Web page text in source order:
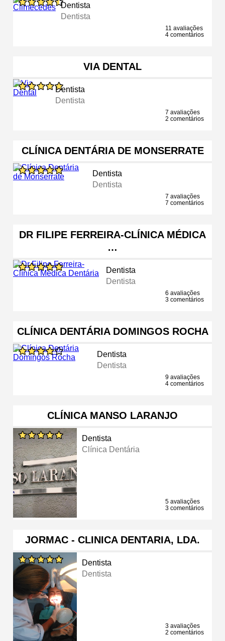
Dentista
Dentista
11 avaliações
4 comentários
VIA DENTAL
Dentista
Dentista
7 avaliações
2 comentários
CLÍNICA DENTÁRIA DE MONSERRATE
Dentista
Dentista
7 avaliações
7 comentários
DR FILIPE FERREIRA-CLÍNICA MÉDICA
…
Dentista
Dentista
6 avaliações
3 comentários
CLÍNICA DENTÁRIA DOMINGOS ROCHA
Dentista
Dentista
9 avaliações
4 comentários
CLÍNICA MANSO LARANJO
Dentista
Clínica Dentária
5 avaliações
3 comentários
JORMAC - CLINICA DENTARIA, LDA.
Dentista
Dentista
3 avaliações
2 comentários